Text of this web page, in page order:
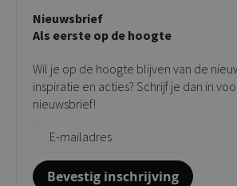
Privacy policy
Taupe stoelen
Tuinstoelen
Bijzettafels
Showroom
Contact
Onderhoudsproducten
Vloerbescherming
Giftcards
Nieuwsbrief
Als eerste op de hoogte
Wil je op de hoogte blijven van de
inspiratie en acties? Schrijf je dan in
nieuwsbrief!
Bevestig inschrijving